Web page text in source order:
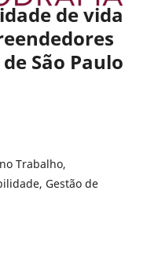
de vida
São Paulo
Trabalho,
Gestão de